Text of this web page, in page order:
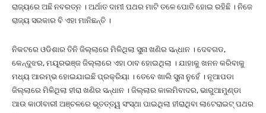
ରାଜ୍ୟରେ ଅଛି ନବରତ୍ନ । ଅର୍ଥାତ ଦାମୀ ପଥର ମାଟି ତଳେ ପୋତି ହୋଇ ରହିଛି । ନିଜେ
ରାଜ୍ୟ ସରକାର ବି ଏହା ମାନିଛନ୍ତି ।
ନିକଟରେ ଓଡିଶାର ତିନି ଜିଲ୍ଲାରେ ମିଳିଥିଲା ସୁନା ଖଣିର ସନ୍ଧାନ । ଦେବଗଡ,
କେନ୍ଦୁଝର, ମୟୂରଭଞ୍ଜ ଜିଲ୍ଲାରେ ଏହା ଠାବ ହୋଇଥିଲା । ଯାହାକୁ ଖନନ କରିବାକୁ
ମଧ୍ୟ ଆରମ୍ଭ ହୋଇଯାଇଛି ପ୍ରକ୍ରିୟା । ତେବେ ଖାଲି ସୁନା ନୁହେଁ । ନୂଆପଡା
ଜିଲ୍ଲାରେ ମିଳିଥିଲା ହୀରା ଖଣିର ସନ୍ଧାନ । ଜିଲ୍ଲାର କାଲମିବାଦର, ଭାରୁଆମୁଣ୍ଡା
ଆଉ କାଠୀବାରୀ ଅଞ୍ଚଳରେ ଭୂତତ୍ତ୍ୱ ସଂସ୍ଥା ପାଇଥିଲା ହୀରାଥିବା ଲାଟେରାଇଟ୍ ପଥର